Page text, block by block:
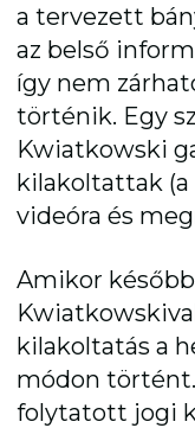
a tervezett
az belső
így nem
történik. Egy
Kwiatkowski
kilakoltattak
videóra és
Amikor
kilakoltatás a
módon
folytatott jogi